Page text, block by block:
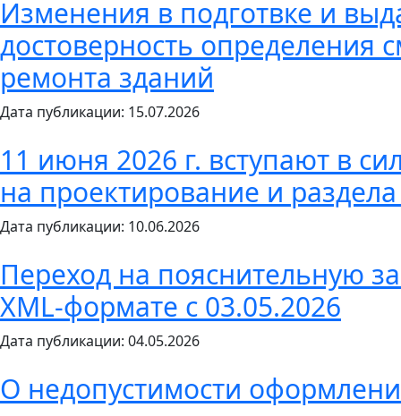
Изменения в подготвке и
достоверность определения
ремонта зданий
Дата публикации: 15.07.2026
11 июня 2026 г. вступают в
на проектирование и
Дата публикации: 10.06.2026
Переход на пояснительную
XML-формате с 03.05.2026
Дата публикации: 04.05.2026
О недопустимости